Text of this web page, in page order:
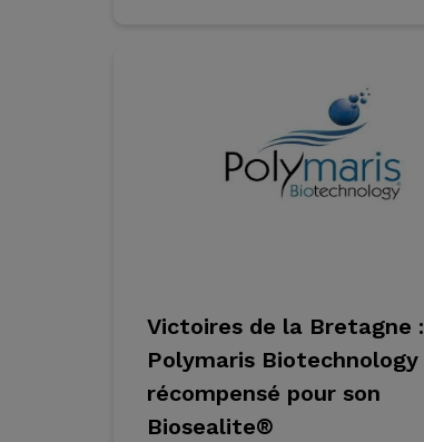
Victoires de la Bretagne :
Polymaris Biotechnology
récompensé pour son
Biosealite®